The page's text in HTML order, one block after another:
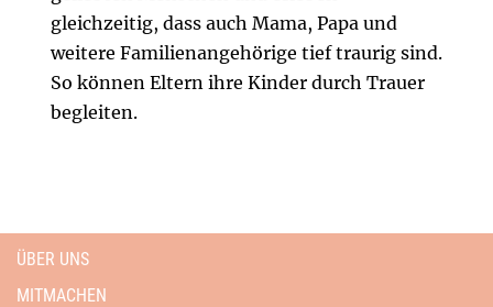
gleichzeitig, dass auch Mama, Papa und
weitere Familienangehörige tief traurig sind.
So können Eltern ihre Kinder durch Trauer
begleiten.
ÜBER UNS
MITMACHEN